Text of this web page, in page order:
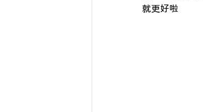
就更好啦